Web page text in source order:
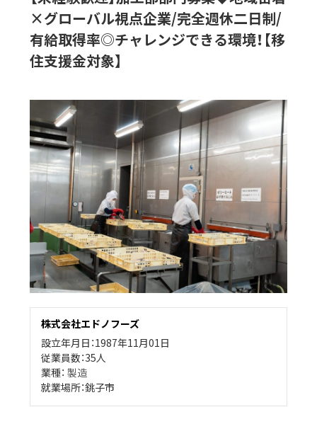
×グローバル視点企業/完全週休二日制/
有給取得率◎チャレンジできる環境！【移
住支援金対象】
株式会社エドノフーズ
設立年月日：1987年11月01日
従業員数：35人
業種：製造
就業場所：銚子市